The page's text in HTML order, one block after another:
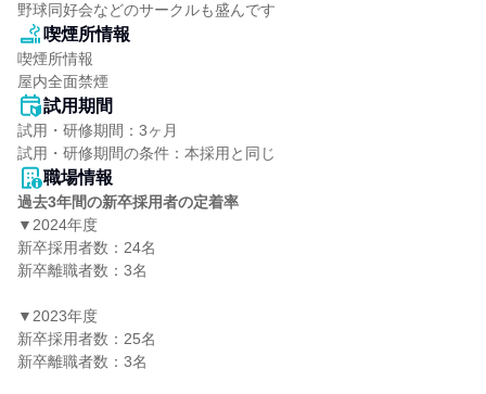
野球同好会などのサークルも盛んです
喫煙所情報
喫煙所情報
屋内全面禁煙
試用期間
試用・研修期間：3ヶ月
職場情報
過去3年間の新卒採用者の定着率
▼2024年度
新卒採用者数：24名
新卒離職者数：3名
▼2023年度
新卒採用者数：25名
新卒離職者数：3名